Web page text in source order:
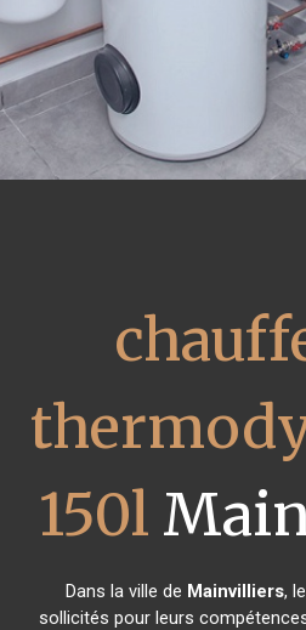
150l
Dans la ville de Mainvilliers,
sollicités pour leurs